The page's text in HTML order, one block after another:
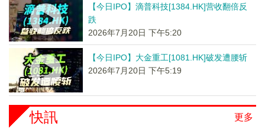
【今日IPO】滴普科技[1384.HK]营收翻倍反
跌
2026年7月20日 下午5:20
【今日IPO】大金重工[1081.HK]破发遭腰斩
2026年7月20日 下午5:19
更多
快訊